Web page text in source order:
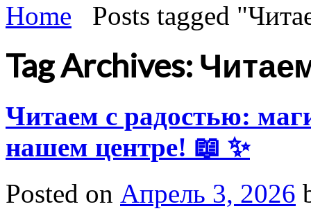
Home
Posts tagged
Tag Archives:
Читаем с радостью:
нашем центре! 📖 ✨
Posted on Апрель 3, 2026